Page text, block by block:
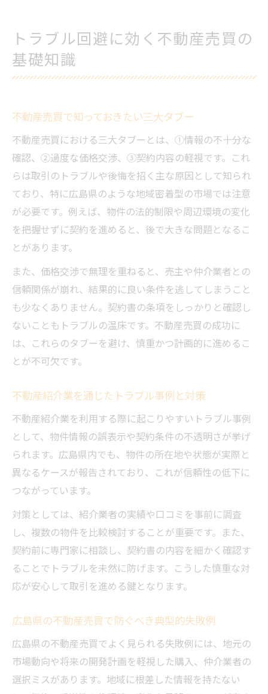
トラブル回避に効く不動産売買の
基礎知識
不動産売買で知っておきたい三大タブー
不動産売買における三大タブーとは、①情報の不十分な
確認、②過度な価格交渉、③契約内容の軽視です。これ
らは取引のトラブルや後悔を招く主な原因として知られ
ており、特に広島県のような地域密着型の市場では注意
が必要です。例えば、物件の法的制限や周辺環境の変化
を把握せずに契約を進めると、後で大きな問題となるこ
とがあります。
また、価格交渉で無理を重ねると、売主や仲介業者との
信頼関係が崩れ、結果的に良い条件を逃してしまうこと
も少なくありません。契約書の条項をしっかりと確認し
ないこともトラブルの温床です。不動産売買の成功に
は、これらのタブーを避け、慎重かつ計画的に進めるこ
とが不可欠です。
不動産紹介業を通じたトラブル事例と対策
不動産紹介業を利用する際に起こりやすいトラブル事例
として、物件情報の誤表示や契約条件の不透明さが挙げ
られます。広島県内でも、物件の所在地や状態が実際と
異なるケースが報告されており、これが信頼性の低下に
つながっています。
対策としては、紹介業者の実績や口コミを事前に調査
し、複数の物件を比較検討することが重要です。また、
契約前に専門家に相談し、契約書の内容を細かく確認す
ることでトラブルを未然に防げます。こうした慎重な対
応が安心して取引を進める鍵となります。
広島県の不動産売買で防ぐべき典型的失敗例
広島県の不動産売買でよく見られる失敗例には、地元の
市場動向や将来の開発計画を軽視した購入、仲介業者の
選択ミスがあります。地域に根差した情報を持たない